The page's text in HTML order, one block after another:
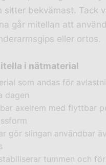
sitter bekvämast. Tack
går mitellan att
eller ortos.
i nätmaterial
som andas för
dagen
axelrem med flyttbar
gör slingan användbar
tummen och